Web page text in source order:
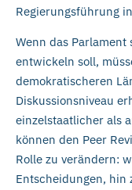
Regierungsführung
Wenn das
entwickeln soll,
demokratischeren
Diskussionsniveau
einzelstaatlicher als
können den Peer
Rolle zu verändern:
Entscheidungen, hin